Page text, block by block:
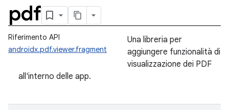
pdf
Riferimento API
androidx.pdf.viewer.fragment
Una libreria per
aggiungere funzionalità di
visualizzazione dei PDF
all'interno delle app.